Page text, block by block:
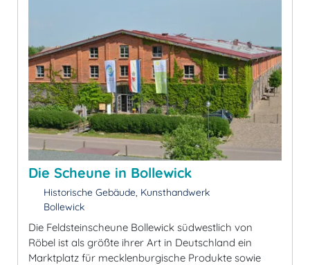
Die Scheune in Bollewick
Historische Gebäude, Kunsthandwerk
Bollewick
Die Feldsteinscheune Bollewick südwestlich von
Röbel ist als größte ihrer Art in Deutschland ein
Marktplatz für mecklenburgische Produkte sowie